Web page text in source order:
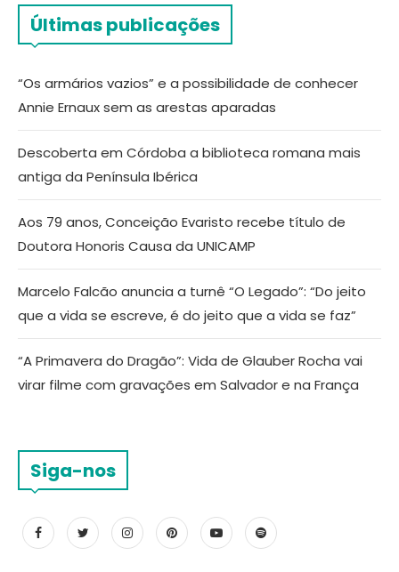
Últimas publicações
“Os armários vazios” e a possibilidade de conhecer
Annie Ernaux sem as arestas aparadas
Descoberta em Córdoba a biblioteca romana mais
antiga da Península Ibérica
Aos 79 anos, Conceição Evaristo recebe título de
Doutora Honoris Causa da UNICAMP
Marcelo Falcão anuncia a turnê “O Legado”: “Do jeito
que a vida se escreve, é do jeito que a vida se faz”
“A Primavera do Dragão”: Vida de Glauber Rocha vai
virar filme com gravações em Salvador e na França
Siga-nos